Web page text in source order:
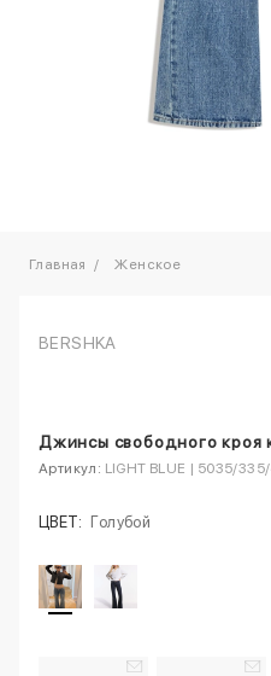
Главная Женское
BERSHKA
Джинсы свободного кроя
Артикул: LIGHT BLUE | 5035/
ЦВЕТ: Голубой